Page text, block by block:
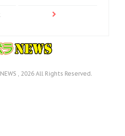
, 2026 All Rights Reserved.